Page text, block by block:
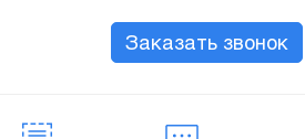
Заказать звонок